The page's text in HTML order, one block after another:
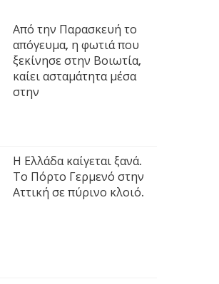
Από την Παρασκευή το
απόγευμα, η φωτιά που
ξεκίνησε στην Βοιωτία,
καίει ασταμάτητα μέσα
στην
Η Ελλάδα καίγεται ξανά.
Το Πόρτο Γερμενό στην
Αττική σε πύρινο κλοιό.